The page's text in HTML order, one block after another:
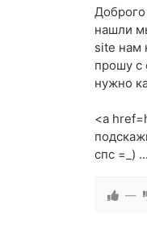
нашли
site нам
прошу c
нужно
<a
спс =_)
—